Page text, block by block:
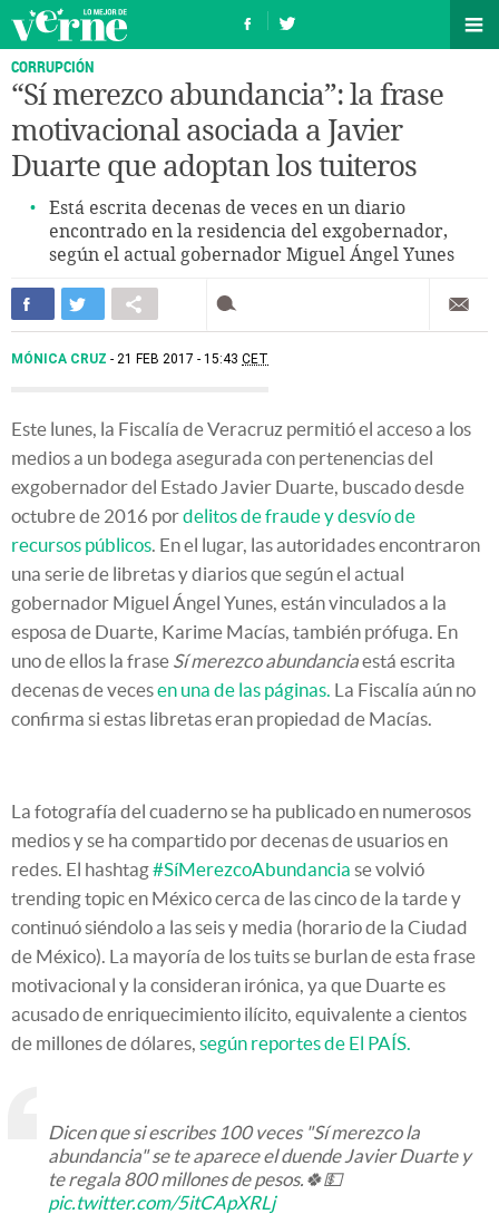
CORRUPCIÓN
“Sí merezco abundancia”: la frase
motivacional asociada a Javier
Duarte que adoptan los tuiteros
Está escrita decenas de veces en un diario
encontrado en la residencia del exgobernador,
según el actual gobernador Miguel Ángel Yunes
MÓNICA CRUZ 21 FEB 2017 - 15:43 CET
Este lunes, la Fiscalía de Veracruz permitió el acceso a los
medios a un bodega asegurada con pertenencias del
exgobernador del Estado Javier Duarte, buscado desde
octubre de 2016 pordelitos de fraude y desvío de
recursos públicos. En el lugar, las autoridades encontraron
una serie de libretas y diarios que según el actual
gobernador Miguel Ángel Yunes, están vinculados a la
esposa de Duarte, Karime Macías, también prófuga. En
uno de ellos la frase Sí merezco abundanciaestá escrita
decenas de vecesen una de las páginas. La Fiscalía aún no
confirma si estas libretas eran propiedad de Macías.
La fotografía del cuaderno se ha publicado en numerosos
medios y se ha compartido por decenas de usuarios en
redes. El hashtag#SíMerezcoAbundancia se volvió
trending topic en México cerca de las cinco de la tarde y
continuó siéndolo a las seis y media (horario de la Ciudad
de México). La mayoría de los tuits se burlan de esta frase
motivacional y la consideran irónica, ya que Duarte es
acusado de enriquecimiento ilícito, equivalente a cientos
de millones de dólares, según reportes de El PAÍS.
Dicen que si escribes 100 veces "Sí merezco la
abundancia" se te aparece el duende Javier Duarte y
te regala 800 millones de pesos.🍀💵
pic.twitter.com/5itCApXRLj